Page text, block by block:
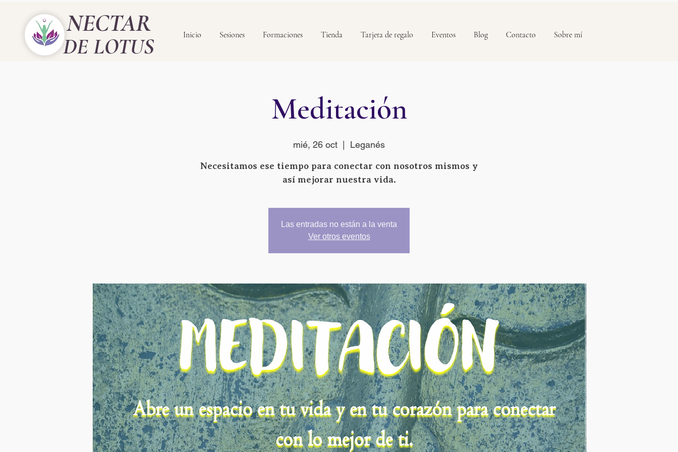
NECTAR
DE LOTUS Inicio Sesiones Formaciones Tienda Tarjeta de regalo Eventos Blog Contacto Sobre mí
Meditación
mié, 26 oct Leganés
Necesitamos ese tiempo para conectar con nosotros mismos y
así mejorar nuestra vida.
Las entradas no están a la venta
Ver otros eventos